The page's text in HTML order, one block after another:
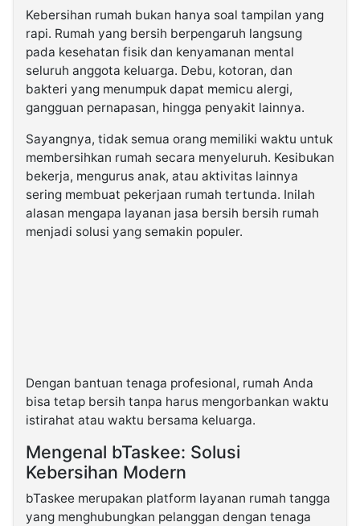
Kebersihan rumah bukan hanya soal tampilan yang
rapi. Rumah yang bersih berpengaruh langsung
pada kesehatan fisik dan kenyamanan mental
seluruh anggota keluarga. Debu, kotoran, dan
bakteri yang menumpuk dapat memicu alergi,
gangguan pernapasan, hingga penyakit lainnya.
Sayangnya, tidak semua orang memiliki waktu untuk
membersihkan rumah secara menyeluruh. Kesibukan
bekerja, mengurus anak, atau aktivitas lainnya
sering membuat pekerjaan rumah tertunda. Inilah
alasan mengapa layanan jasa bersih bersih rumah
menjadi solusi yang semakin populer.
Dengan bantuan tenaga profesional, rumah Anda
bisa tetap bersih tanpa harus mengorbankan waktu
istirahat atau waktu bersama keluarga.
Mengenal bTaskee: Solusi
Kebersihan Modern
bTaskee merupakan platform layanan rumah tangga
yang menghubungkan pelanggan dengan tenaga